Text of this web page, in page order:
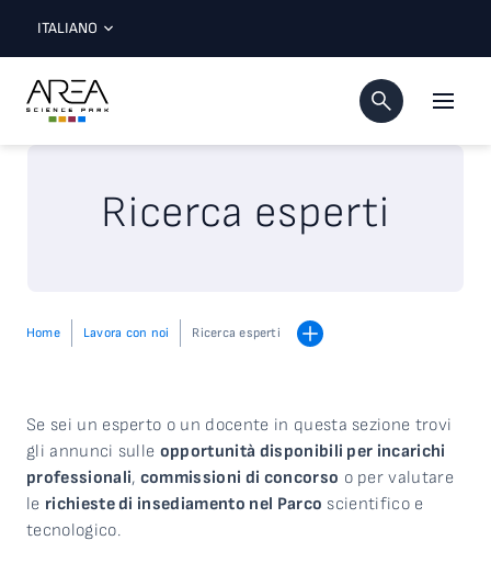
ITALIANO
Ricerca esperti
Home Lavora con noi Ricerca esperti
Se sei un esperto o un docente in questa sezione trovi
gli annunci sulle opportunità disponibili per incarichi
professionali, commissioni di concorso o pervalutare
le richieste di insediamento nel Parco scientifico e
tecnologico.